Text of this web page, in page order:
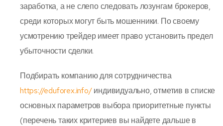
заработка, а не слепо следовать лозунгам брокеров,
среди которых могут быть мошенники. По своему
усмотрению трейдер имеет право установить предел
убыточности сделки.
Подбирать компанию для сотрудничества
https://eduforex.info/индивидуально, отметив в списке
основных параметров выбора приоритетные пункты
(перечень таких критериев вы найдете дальше в